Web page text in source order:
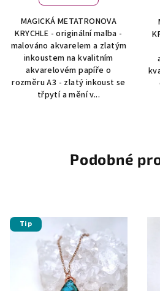
MAGICKÁ METATRONOVA
KRYCHLE - originální malba -
malováno akvarelem a zlatým
inkoustem na kvalitním
akvarelovém papíře o
rozměru A3 - zlatý inkoust se
třpytí a mění v...
Podobné
Tip